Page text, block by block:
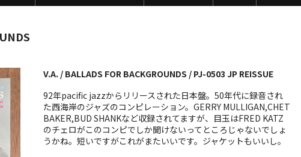
V.A. / BALLADS FOR BACKGROUNDS / PJ-0503 JP REISSUE
92年pacific jazzからリリースされた日本盤。50年代に録音され
た西海岸のジャズのコンピレーション。GERRY MULLIGAN,CHET
BAKER,BUD SHANKなど収録されてますが、目玉はFRED KATZ
のチェロがこのコンピでしか聞けないってところじゃないでしょ
うかね。短いですがこれがまたいいです。ジャケットもいいし。